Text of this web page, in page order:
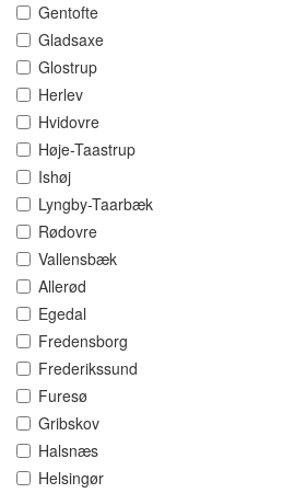
Gentofte
Gladsaxe
Glostrup
Herlev
Hvidovre
Høje-Taastrup
Ishøj
Lyngby-Taarbæk
Rødovre
Vallensbæk
Allerød
Egedal
Fredensborg
Frederikssund
Furesø
Gribskov
Halsnæs
Helsingør